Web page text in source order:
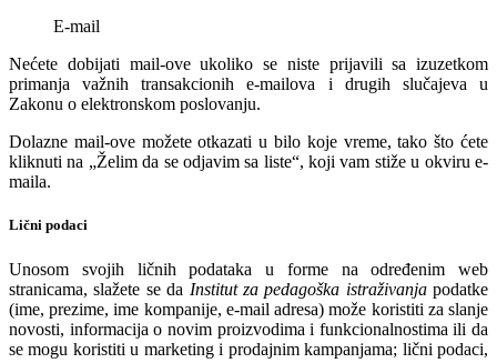
E-mail
Nećete dobijati mail-ove ukoliko se niste prijavili sa izuzetkom
primanja važnih transakcionih e-mailova i drugih slučajeva u
Zakonu o elektronskom poslovanju.
Dolazne mail-ove možete otkazati u bilo koje vreme, tako što ćete
kliknuti na „Želim da se odjavim sa liste“, koji vam stiže u okviru e-
maila.
Lični podaci
Unosom svojih ličnih podataka u forme na određenim web
stranicama, slažete se da Institut za pedagoška istraživanjapodatke
(ime, prezime, ime kompanije, e-mail adresa) može koristiti za slanje
novosti, informacija o novim proizvodima i funkcionalnostima ili da
se mogu koristiti u marketing i prodajnim kampanjama; lični podaci,